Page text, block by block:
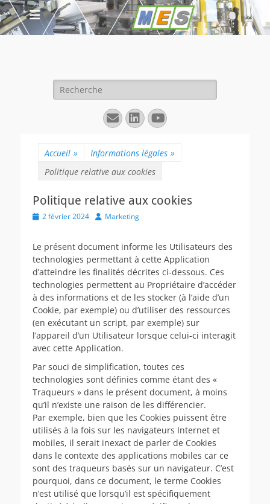
Rechercher :
E-
mail
Linkedin
YouTube
Accueil » Informations légales »
Politique relative aux cookies
Politique relative aux cookies
Posted2 février 2024 AuthorMarketing
Le présent document informe les Utilisateurs des
technologies permettant à cette Application
d’atteindre les finalités décrites ci-dessous. Ces
technologies permettent au Propriétaire d’accéder
à des informations et de les stocker (à l’aide d’un
Cookie, par exemple) ou d’utiliser des ressources
(en exécutant un script, par exemple) sur
l’appareil d’un Utilisateur lorsque celui-ci interagit
avec cette Application.
Par souci de simplification, toutes ces
technologies sont définies comme étant des «
Traqueurs » dans le présent document, à moins
qu’il n’existe une raison de les différencier.
Par exemple, bien que les Cookies puissent être
utilisés à la fois sur les navigateurs Internet et
mobiles, il serait inexact de parler de Cookies
dans le contexte des applications mobiles car ce
sont des traqueurs basés sur un navigateur. C’est
pourquoi, dans ce document, le terme Cookies
n’est utilisé que lorsqu’il est spécifiquement